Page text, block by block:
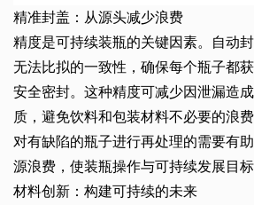
精准封盖：从源头减少浪费
精度是可持续装瓶的关键因素。自动
无法比拟的一致性，确保每个瓶子都
安全密封。这种精度可减少因泄漏造
质，避免饮料和包装材料不必要的浪
对有缺陷的瓶子进行再处理的需要有
源浪费，使装瓶操作与可持续发展目标
材料创新：构建可持续的未来